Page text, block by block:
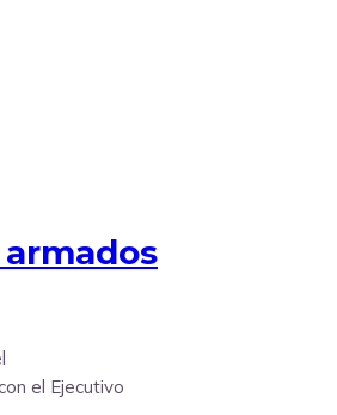
el Ejecutivo